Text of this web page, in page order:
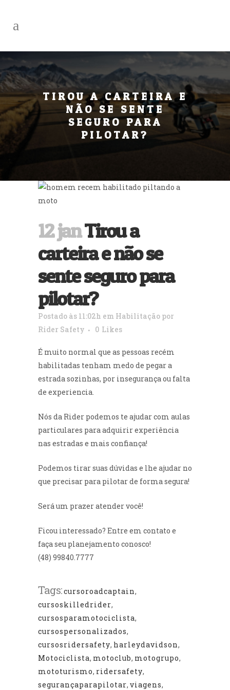
TIROU A CARTEIRA E
NÃO SE SENTE
SEGURO PARA
PILOTAR?
12 janTirou a
carteira e não se
sente seguro para
pilotar?
Postado às 11:02h em Habilitação por
Rider Safety
0 Likes
É muito normal que as pessoas recém
habilitadas tenham medo de pegar a
estrada sozinhas, por insegurança ou falta
de experiencia.
Nós da Rider podemos te ajudar com aulas
particulares para adquirir experiência
nas estradas e mais confiança!
Podemos tirar suas dúvidas e lhe ajudar no
que precisar para pilotar de forma segura!
⁠Será um prazer atender você!
Ficou interessado? Entre em contato e
faça seu planejamento conosco!
(48) 99840.7777⁠
Tags:cursoroadcaptain,
cursoskilledrider,
cursosparamotociclista,
cursospersonalizados,
cursosridersafety, harleydavidson,
Motociclista, motoclub, motogrupo,
mototurismo, ridersafety,
segurançaparapilotar, viagens,